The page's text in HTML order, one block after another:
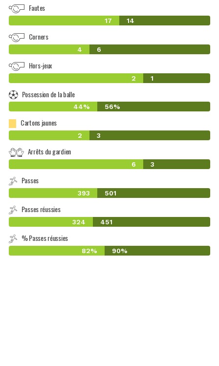
Fautes
17 14
Corners
4 6
Hors-jeux
2 1
Possession de la balle
44% 56%
Cartons jaunes
2 3
Arrêts du gardien
6 3
Passes
393 501
Passes réussies
324 451
% Passes réussies
82% 90%